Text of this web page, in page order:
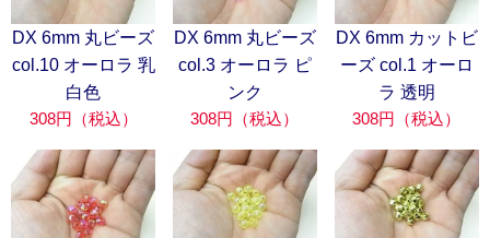
DX 6mm 丸ビーズ
col.10 オーロラ 乳
白色
308円（税込）
DX 6mm 丸ビーズ
col.3 オーロラ ピ
ンク
308円（税込）
DX 6mm カットビ
ーズ col.1 オーロ
ラ 透明
308円（税込）